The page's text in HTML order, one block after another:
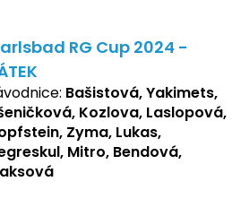
Bašistová Beáta,
Pšeničková Vanesa,
Nelly, Laslopová B.,
Lukas, Negreskul ,
Bendová, Flaksová
RG Cup 2024 -
Bašistová, Yakimets,
Kozlova, Laslopová,
Zyma, Lukas,
Mitro, Bendová,